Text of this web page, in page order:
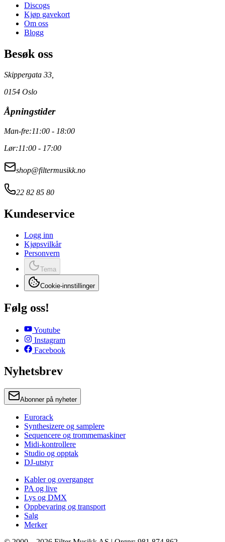
Discogs
Kjøp gavekort
Om oss
Blogg
Besøk oss
Skippergata 33,
0154 Oslo
Åpningstider
Man-fre:11:00 - 18:00
Lør:11:00 - 17:00
shop@filtermusikk.no
22 82 85 80
Kundeservice
Logg inn
Kjøpsvilkår
Personvern
Tema
Cookie-innstillinger
Følg oss!
Youtube
Instagram
Facebook
Nyhetsbrev
Abonner på nyheter
Eurorack
Synthesizere og samplere
Sequencere og trommemaskiner
Midi-kontrollere
Studio og opptak
DJ-utstyr
Kabler og overganger
PA og live
Lys og DMX
Oppbevaring og transport
Salg
Merker